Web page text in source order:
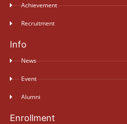
Achievement
Recruitment
Info
News
Event
Alumni
Enrollment